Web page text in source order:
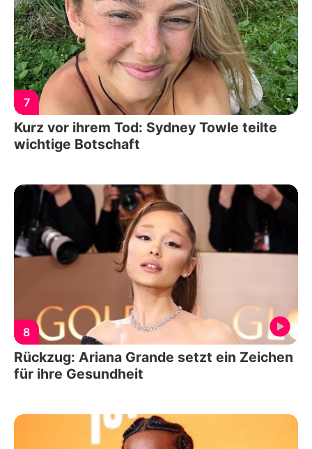
7
Kurz vor ihrem Tod: Sydney Towle teilte
wichtige Botschaft
8
Rückzug: Ariana Grande setzt ein Zeichen
für ihre Gesundheit